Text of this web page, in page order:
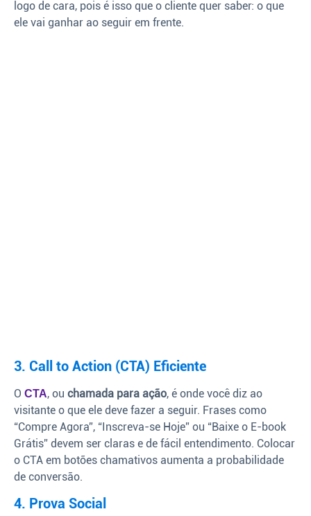
logo de cara, pois é isso que o cliente quer saber: o que
ele vai ganhar ao seguir em frente.
3. Call to Action (CTA) Eficiente
O CTA, ou chamada para ação, é onde você diz ao
visitante o que ele deve fazer a seguir. Frases como
“Compre Agora”, “Inscreva-se Hoje” ou “Baixe o E-book
Grátis” devem ser claras e de fácil entendimento. Colocar
o CTA em botões chamativos aumenta a probabilidade
de conversão.
4. Prova Social